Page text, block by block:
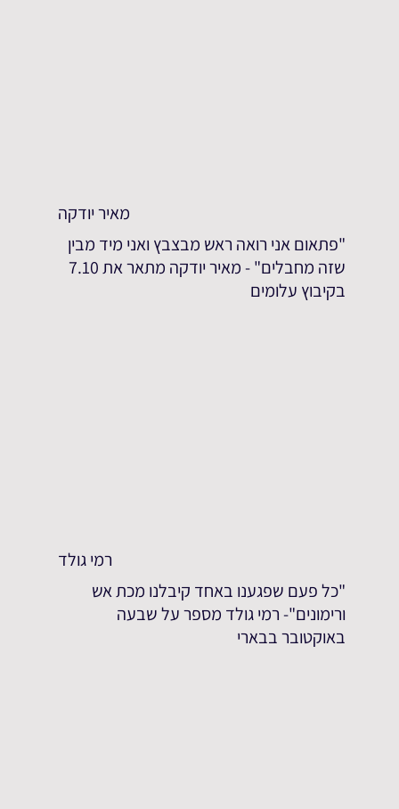
מאיר יודקה
"פתאום אני רואה ראש מבצבץ ואני מיד מבין
שזה מחבלים" - מאיר יודקה מתאר את 7.10
בקיבוץ עלומים
רמי גולד
"כל פעם שפגענו באחד קיבלנו מכת אש
ורימונים"- רמי גולד מספר על שבעה
באוקטובר בבארי